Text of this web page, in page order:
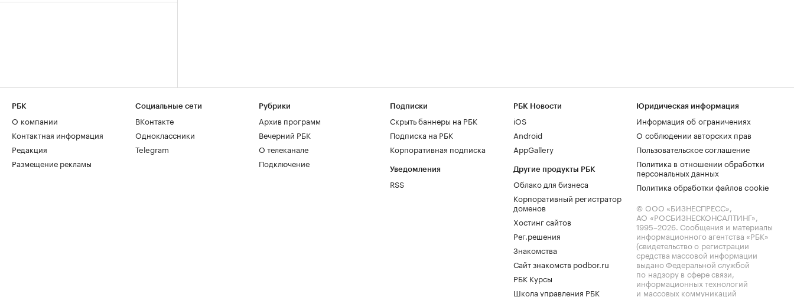
РБК
О компании
Контактная информация
Редакция
Размещение рекламы
Социальные сети
ВКонтакте
Одноклассники
Telegram
Рубрики
Архив программ
Вечерний РБК
О телеканале
Подключение
Подписки
Скрыть баннеры на РБК
Подписка на РБК
Корпоративная подписка
Уведомления
RSS
РБК Новости
iOS
Android
AppGallery
Другие продукты РБК
Облако для бизнеса
Корпоративный регистратор
доменов
Хостинг сайтов
Рег.решения
Знакомства
Сайт знакомств podbor.ru
РБК Курсы
Школа управления РБК
Юридическая информация
Информация об ограничениях
О соблюдении авторских прав
Пользовательское соглашение
Политика в отношении обработки
персональных данных
Политика обработки файлов cookie
© ООО «БИЗНЕСПРЕСС»,
АО «РОСБИЗНЕСКОНСАЛТИНГ»,
1995–2026. Сообщения и материалы
информационного агентства «РБК»
(свидетельство о регистрации
средства массовой информации
выдано Федеральной службой
по надзору в сфере связи,
информационных технологий
и массовых коммуникаций